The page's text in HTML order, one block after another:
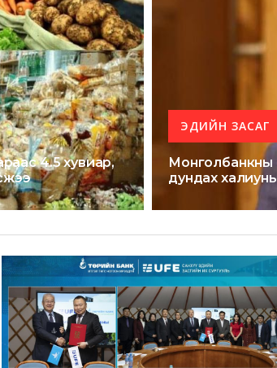
4.5 хувиар,
ЭДИЙН ЗАСАГ
Монголбанкны
дундах